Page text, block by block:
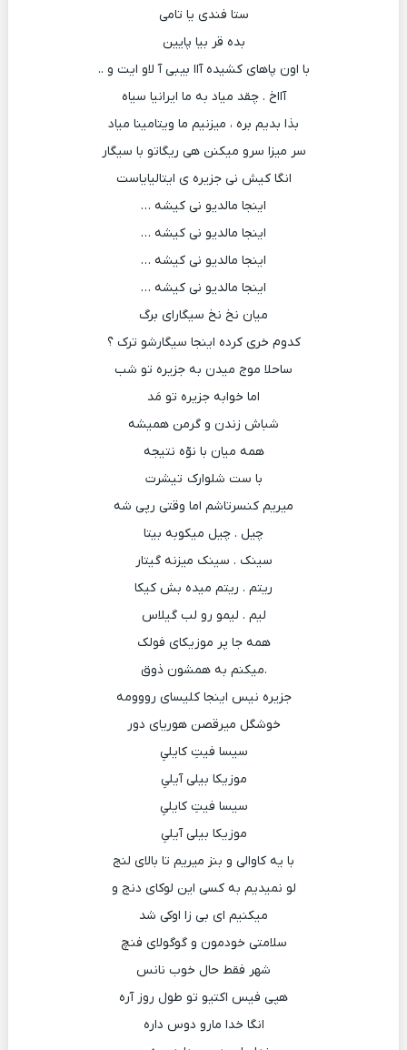
ستا فندی یا تامی
بده قر بیا پایین
با اون پاهای کشیده آاا بیبی آ لاو ایت و ..
آااخ . چقد میاد به ما ایرانیا سیاه
بذا بدیم بره ، میزنیم ما ویتامینا میاد
سر میزا سرو میکنن هی ریگاتو با سیگار
انگا کیش نی جزیره ی ایتالیایاست
اینجا مالدیو نی کیشه …
اینجا مالدیو نی کیشه …
اینجا مالدیو نی کیشه …
اینجا مالدیو نی کیشه …
میان نخ نخ سیگارای برگ
کدوم خری کرده اینجا سیگارشو ترک ؟
ساحلا موج میدن به جزیره تو شب
اما خوابه جزیره تو مَد
شباش زندن و گرمن همیشه
همه میان با نوّه نتیجه
با ست شلوارک تیشرت
میریم کنسرتاشم اما وقتی رپی شه
چیل . چیل میکوبه بیتا
سینک . سینک میزنه گیتار
ریتم . ریتم میده بش کیکا
لیم . لیمو رو لب گیلاس
همه جا پر موزیکای فولک
.میکنم به همشون ذوق
جزیره نیس اینجا کلیسای رووومه
خوشگل میرقصن هوریای دور
سیسا فیتِ کایلیِ
موزیکا بیلی آیلیِ
سیسا فیتِ کایلیِ
موزیکا بیلی آیلیِ
با یه کاوالی و بنز میریم تا بالای لنج
لو نمیدیم به کسی این لوکای دنج و
میکنیم ای بی زا اوکی شد
سلامتی خودمون و گوگولای فنچ
شهر فقط حال خوب نانس
هپی فیس اکتیو تو طول روز آره
انگا خدا مارو دوس داره